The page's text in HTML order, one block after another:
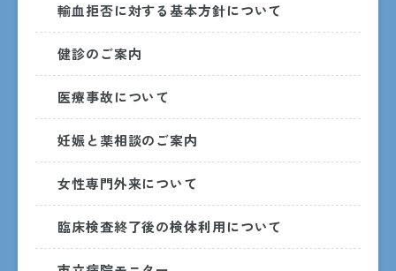
輸血拒否に対する基本方針について
健診のご案内
医療事故について
妊娠と薬相談のご案内
女性専門外来について
臨床検査終了後の検体利用について
月曜日〜金曜日 8:30〜15:00
診察時間
8:30〜17:15
ただし、受付・診療時間は診療科ごとに異なるため、詳しく
休診日
土・日・祝日・年末年始（12/29〜1/3）